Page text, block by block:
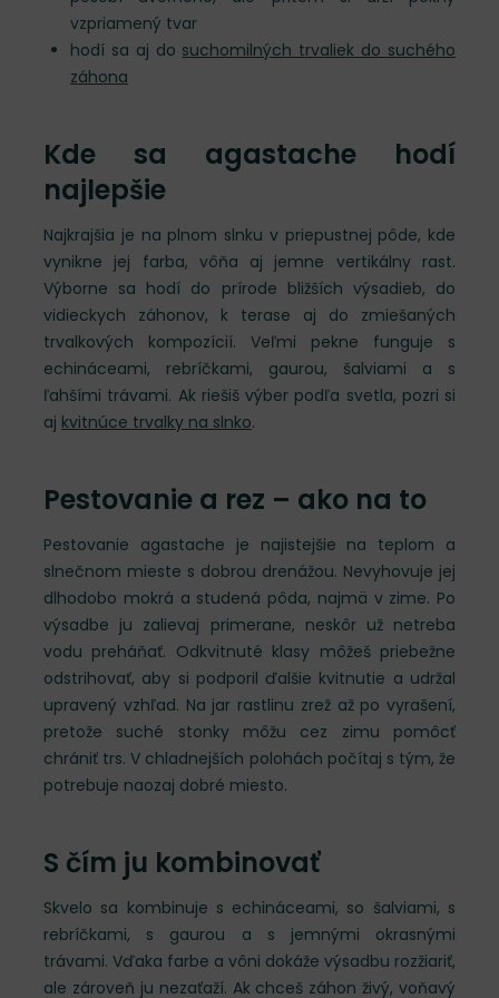
vzpriamený tvar
hodí sa aj do suchomilných trvaliek do suchého
záhona
Kde sa agastache hodí
najlepšie
Najkrajšia je na plnom slnku v priepustnej pôde, kde
vynikne jej farba, vôňa aj jemne vertikálny rast.
Výborne sa hodí do prírode bližších výsadieb, do
vidieckych záhonov, k terase aj do zmiešaných
trvalkových kompozícií. Veľmi pekne funguje s
echináceami, rebríčkami, gaurou, šalviami a s
ľahšími trávami. Ak riešiš výber podľa svetla, pozri si
aj kvitnúce trvalky na slnko.
Pestovanie a rez – ako na to
Pestovanie agastache je najistejšie na teplom a
slnečnom mieste s dobrou drenážou. Nevyhovuje jej
dlhodobo mokrá a studená pôda, najmä v zime. Po
výsadbe ju zalievaj primerane, neskôr už netreba
vodu preháňať. Odkvitnuté klasy môžeš priebežne
odstrihovať, aby si podporil ďalšie kvitnutie a udržal
upravený vzhľad. Na jar rastlinu zrež až po vyrašení,
pretože suché stonky môžu cez zimu pomôcť
chrániť trs. V chladnejších polohách počítaj s tým, že
potrebuje naozaj dobré miesto.
S čím ju kombinovať
Skvelo sa kombinuje s echináceami, so šalviami, s
rebríčkami, s gaurou a s jemnými okrasnými
trávami. Vďaka farbe a vôni dokáže výsadbu rozžiariť,
ale zároveň ju nezaťaží. Ak chceš záhon živý, voňavý